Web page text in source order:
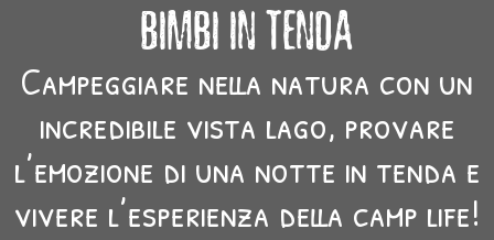
OSPITALITÀ
SAPORI TIPICI
ARTE E CULTURA
COMMERCIO
BIMBI IN TENDA
Campeggiare nella natura con un
incredibile vista lago, provare
l’emozione di una notte in tenda e
vivere l’esperienza della camp life!